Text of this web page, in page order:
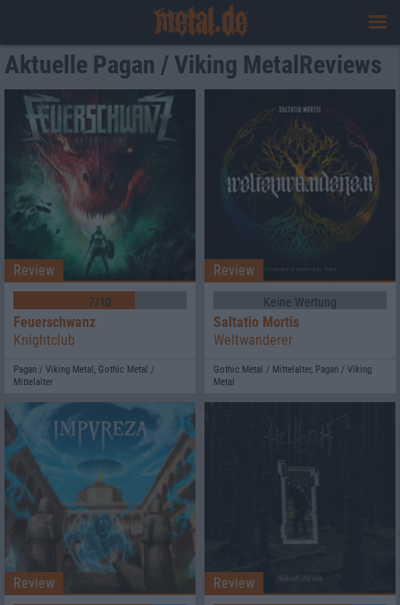
Aktuelle Pagan / Viking MetalReviews
Review
7/10
Feuerschwanz
Knightclub
Pagan / Viking Metal, Gothic Metal /
Mittelalter
Review
Keine Wertung
Saltatio Mortis
Weltwanderer
Gothic Metal / Mittelalter, Pagan / Viking
Metal
Review Review